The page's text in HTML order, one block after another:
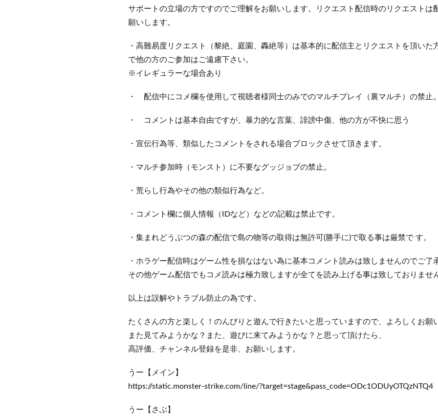
サポートの立場の方ですのでご理解をお願いします。リクエスト配信時のリクエストは
願いします。
・高難易度リクエスト（黎絶、庭園、轟絶等）は基本的に配信主とリクエストを頂いた
で他の方のご参加はご遠慮下さい。
※イレギュラーな場合あり
・ 配信中にコメ欄を使用して視聴者様同士のみでのマルチプレイ（裏マルチ）の禁止。
・ コメントは基本自由ですが、暴力的な言葉、誹謗中傷、他の方が不快に思
・宣伝行為等、類似したコメントをされる場合ブロックさせて頂きます。
・マルチ参加時（モンスト）に不要なグッジョブの禁止。
・荒らし行為やその他の類似行為など。
・コメント欄に個人情報（IDなど）などの記載は禁止です。
・集まれどうぶつの森の配信で島の物等の取得は無許可(勝手に)で取る事は厳禁で す。
・ホラゲー配信時はゲーム性を損なはない為に基本コメント読みは致しませんのでご了
その他ゲーム配信でもコメ読みは極力致しますが全てを読み上げる事は致しておりませ
以上は誤解やトラブル防止の為です。
たくさんの方と楽しく！のんびりと遊んで行きたいと思っていますので、よろしくお願
また見てみようかな？また、遊びに来てみようかな？と思って頂けたら、
高評価、チャンネル登録を是非、お願いします。
うー【メイン】
https://static.monster-strike.com/line/?target=stage&pass_code=ODc1ODUyOTQzNTQ4
うー【さぶ】